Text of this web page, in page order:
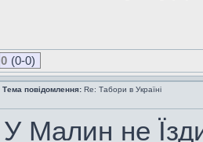
0 (0-0)
Тема повідомлення: Re: Табори в Україні
У Малин не